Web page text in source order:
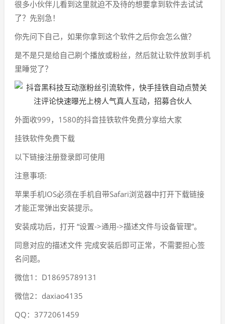
很多小伙伴儿看到这里就迫不及待的想要拿到软件去试试
了？先别急！
你先问下自己，如果你拿到这个软件之后你会怎么做？
是不是只是给自己刷个播放或粉丝，然后就让软件放到手机
里睡觉了？
外面收999，1580的抖音挂铁软件免费分享给大家
挂铁软件免费下载
以下链接注册登录即可使用
注意事项:
苹果手机IOS必须在手机自带Safari浏览器中打开下载链接
才能正常弹出安装提示。
安装成功后，打开 “设置->通用->描述文件与设备管理”。
同意对应的描述文件 完成安装后即可正常，不需要担心签
名问题。
微信1：D18695789131
微信2：daxiao4135
QQ：3772061459